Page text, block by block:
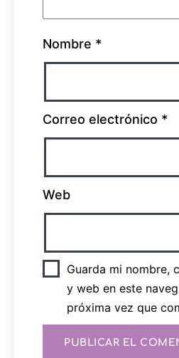
Nombre *
Correo electrónico *
Web
Guarda mi nombre,
y web en este
próxima vez que